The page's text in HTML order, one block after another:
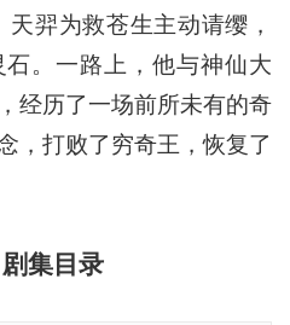
羿为救苍生主动请缨，
。一路上，他与神仙大
经历了一场前所未有的奇
，打败了穷奇王，恢复了
集目录